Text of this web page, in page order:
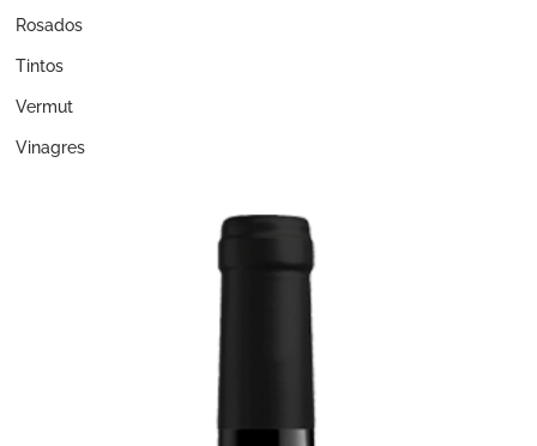
Rosados
Tintos
Vermut
Vinagres